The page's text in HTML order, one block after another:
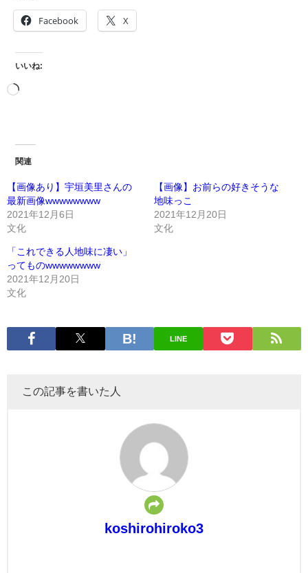
Facebook X
いいね:
関連
【画像あり】宇垣美里さんの
最新画像wwwwwwww
2021年12月6日
文化
【画像】お前らの好きそうな
地味っこ
2021年12月20日
文化
「これできる人地味に凄い」
ってものwwwwwwww
2021年12月20日
文化
LINE
この記事を書いた人
koshirohiroko3